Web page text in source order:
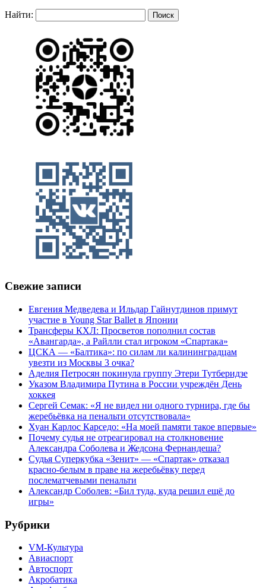
Найти:
Свежие записи
Евгения Медведева и Ильдар Гайнутдинов примут
участие в Young Star Ballet в Японии
Трансферы КХЛ: Просветов пополнил состав
«Авангарда», а Райлли стал игроком «Спартака»
ЦСКА — «Балтика»: по силам ли калининградцам
увезти из Москвы 3 очка?
Аделия Петросян покинула группу Этери Тутберидзе
Указом Владимира Путина в России учреждён День
хоккея
Сергей Семак: «Я не видел ни одного турнира, где бы
жеребьёвка на пенальти отсутствовала»
Хуан Карлос Карседо: «На моей памяти такое впервые»
Почему судья не отреагировал на столкновение
Александра Соболева и Жедсона Фернандеша?
Судья Суперкубка «Зенит» — «Спартак» отказал
красно-белым в праве на жеребьёвку перед
послематчевыми пенальти
Александр Соболев: «Бил туда, куда решил ещё до
игры»
Рубрики
VM-Культура
Авиаспорт
Автоспорт
Акробатика